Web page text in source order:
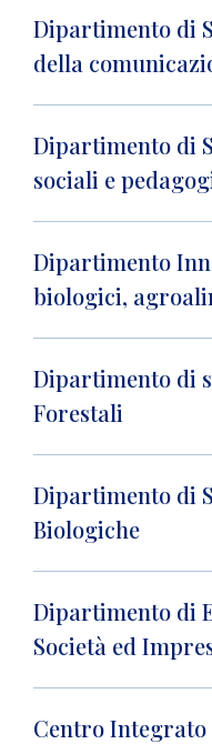
Dipartimento di
della
Dipartimento di
sociali e
Dipartimento
biologici,
Dipartimento di
Forestali
Dipartimento di
Biologiche
Dipartimento di
Società ed
Centro Integrato